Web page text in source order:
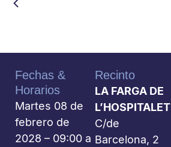
Fechas &
Horarios
Martes 08 de
febrero de
2028 – 09:00 a
Recinto
LA FARGA DE
L’HOSPITALET
C/de
Barcelona, 2